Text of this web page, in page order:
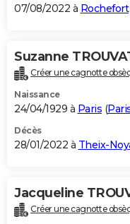
07/08/2022 à Rochefort
Suzanne
Créer une cagnotte
Naissance
24/04/1929 à Paris (
Décès
28/01/2022 à Theix-
Jacqueline
Créer une cagnotte